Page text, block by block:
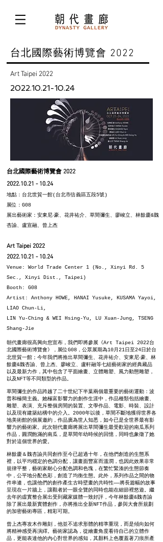
台北國際藝術博覽會 2022
Art Taipei 2022
2022.10.21-10.24
台北國際藝術博覽會 2022
2022.10.21 - 10.24
地點：台北世貿一館(台北市信義區五段5號)
展位：G08
展出藝術家：安東尼‧豪、花井祐介、草間彌生、廖峻立、林餘慶&魏
杏諭、 盧宣融、曾上杰
Art Taipei 2022
2022.10.21 - 10.24
Venue: World Trade Center 1 (No., Xinyi Rd. 5
Sec., Xinyi Dist., Taipei)
Booth: G08
Artist: Anthony HOWE, HANAI Yusuke, KUSAMA Yayoi,
LIAO Chun-Li,
LIN Yu-Ching & WEI Hsing-Yu, LU Xuan-Jung, TSENG
Shang-Jie
朝代畫廊很高興向您宣布，我們即將參展《Art Taipei 2022台
北國際藝術博覽會》，展位G08，公眾展期為10月21日至24日於台
北世貿一館；今年我們將推出草間彌生、花井祐介、安東尼‧豪、林
餘慶&魏杏諭、曾上杰、廖峻立、盧軒融等七組藝術家的經典藏品
以及最新力作，其中包含了平面繪畫、立體雕塑、風力動態雕塑，
以及NFT等不同類型的作品。
草間彌生的作品跨越了二十世紀下半葉兩個最重要的藝術運動：波
普和極簡主義。她極富影響力的創作生涯中，作品種類包括繪畫、
雕塑、表演、充斥整個房間的裝置、文學作品、電影、時裝、設計
以及現有建築結構中的介入。2000年以後，草間不斷地獲得世界各
地美術館的個展邀約，作品廣為世人知悉，如今已是全世界最有影
響力的藝術家。此次朝代畫廊將展出草間彌生最受歡迎的南瓜系列
作品，圓潤飽滿的南瓜，是草間年幼時候的回憶，同時也象徵了她
對於這個世界的愛。
林餘慶＆魏杏諭共同創作至今已超過十年，在他們創造的生態系
裡，以平均穩定的色調分配，讓畫面豐富而溫潤，也因此效果非常
規律平整，藝術家耐心分配色調和色塊，在繁忙緊湊的生態節奏
中，公平地分配色彩，創造了均衡生態。此外，系列作品之間的物
件串連，也讓他們的創作產生古時壁畫的共時性──將長篇幅的故事
呈現在一片牆上，讓觀者於一眼全覽的同時也能在細節裡悠遊。繼
去年的虛實整合展出受到藏家媒體一致好評，今年林餘慶&魏杏諭
除了展出最新實體創作，亦將推出全新NFT作品，參與大會所規劃
的加密藝術專區，精彩可期。
曾上杰專攻木作雕刻，他並不追求形體的精準重現，而是傾向如何
將精神感受再演繹。藝術家認為，從繪畫角度看待自己的立體作
品，更能表達他的內心對世界的感知，其顏料上色覆蓋著刀痕所產